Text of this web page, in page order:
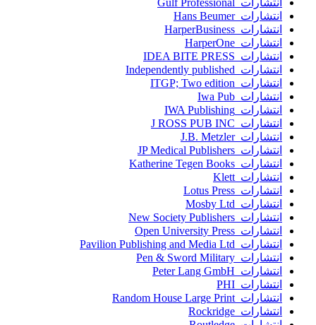
انتشارات Hans Beumer
انتشارات HarperBusiness
انتشارات HarperOne
انتشارات IDEA BITE PRESS
انتشارات Independently published
انتشارات ITGP; Two edition
انتشارات Iwa Pub
انتشارات IWA Publishing
انتشارات J ROSS PUB INC
انتشارات J.B. Metzler
انتشارات JP Medical Publishers
انتشارات Katherine Tegen Books
انتشارات Klett
انتشارات Lotus Press
انتشارات Mosby Ltd
انتشارات New Society Publishers
انتشارات Open University Press
انتشارات Pavilion Publishing and Media Ltd
انتشارات Pen & Sword Military
انتشارات Peter Lang GmbH
انتشارات PHI
انتشارات Random House Large Print
انتشارات Rockridge